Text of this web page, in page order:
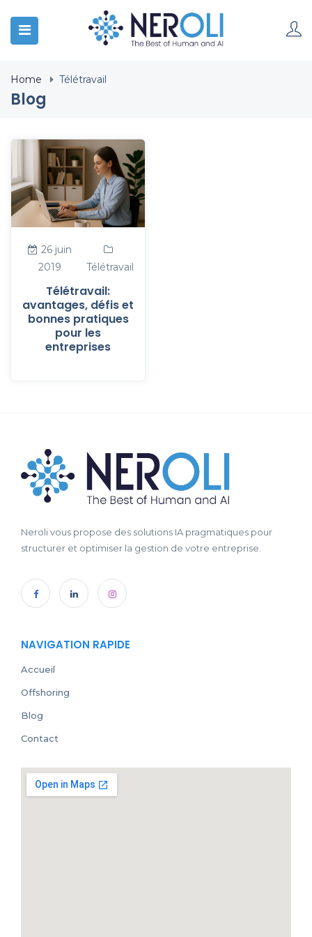
Home Télétravail
Blog
26 juin
2019
Télétravail
Télétravail:
avantages, défis et
bonnes pratiques
pour les
entreprises
Neroli vous propose des solutions IA pragmatiques pour
structurer et optimiser la gestion de votre entreprise.
NAVIGATION RAPIDE
Accueil
Offshoring
Blog
Contact